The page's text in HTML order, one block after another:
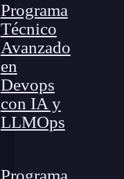
Programa
Técnico
Avanzado
en
Devops
con IA y
LLMOps
Programa